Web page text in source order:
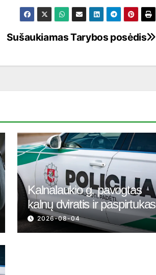
Sušaukiamas Tarybos posėdis
Kalnalaukio g. pavogtas
kalnų dviratis ir paspirtukas
2026-08-04